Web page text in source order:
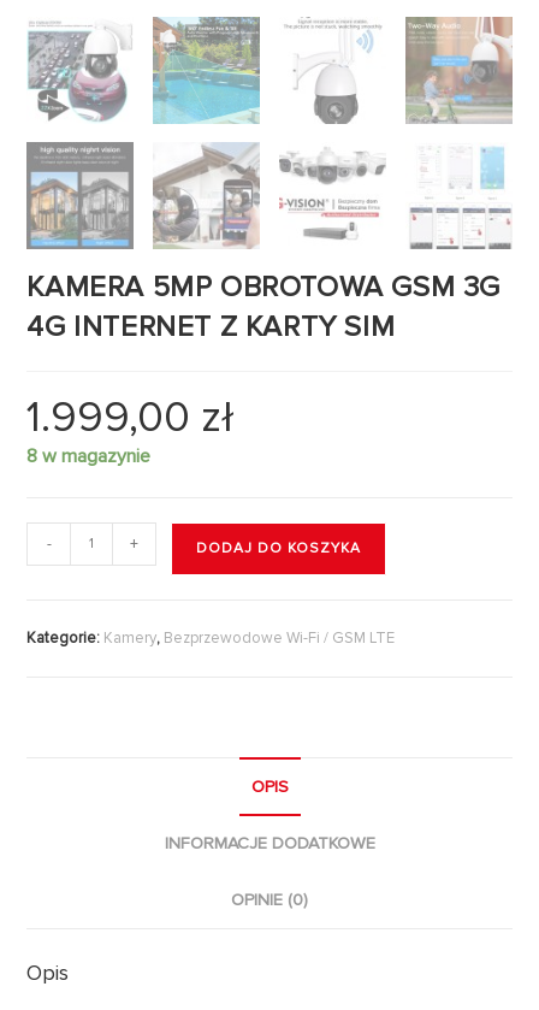
KAMERA 5MP OBROTOWA GSM 3G
4G INTERNET Z KARTY SIM
1.999,00 zł
8 w magazynie
- + DODAJ DO KOSZYKA
Kategorie: Kamery, Bezprzewodowe Wi-Fi / GSM LTE
OPIS
INFORMACJE DODATKOWE
OPINIE (0)
Opis